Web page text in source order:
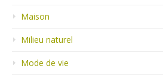
Maison
Milieu naturel
Mode de vie